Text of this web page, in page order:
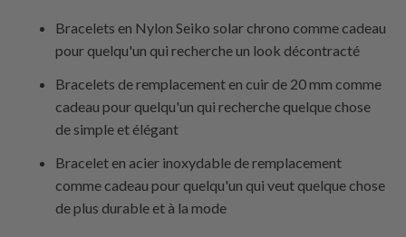
Bracelets en Nylon Seiko solar chrono comme cadeau
pour quelqu'un qui recherche un look décontracté
Bracelets de remplacement en cuir de 20 mm comme
cadeau pour quelqu'un qui recherche quelque chose
de simple et élégant
Bracelet en acier inoxydable de remplacement
comme cadeau pour quelqu'un qui veut quelque chose
de plus durable et à la mode